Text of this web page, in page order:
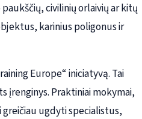
civilinių orlaivių ar kitų
karinius poligonus ir
Europe“ iniciatyvą. Tai
įrenginys. Praktiniai mokymai,
ugdyti specialistus,